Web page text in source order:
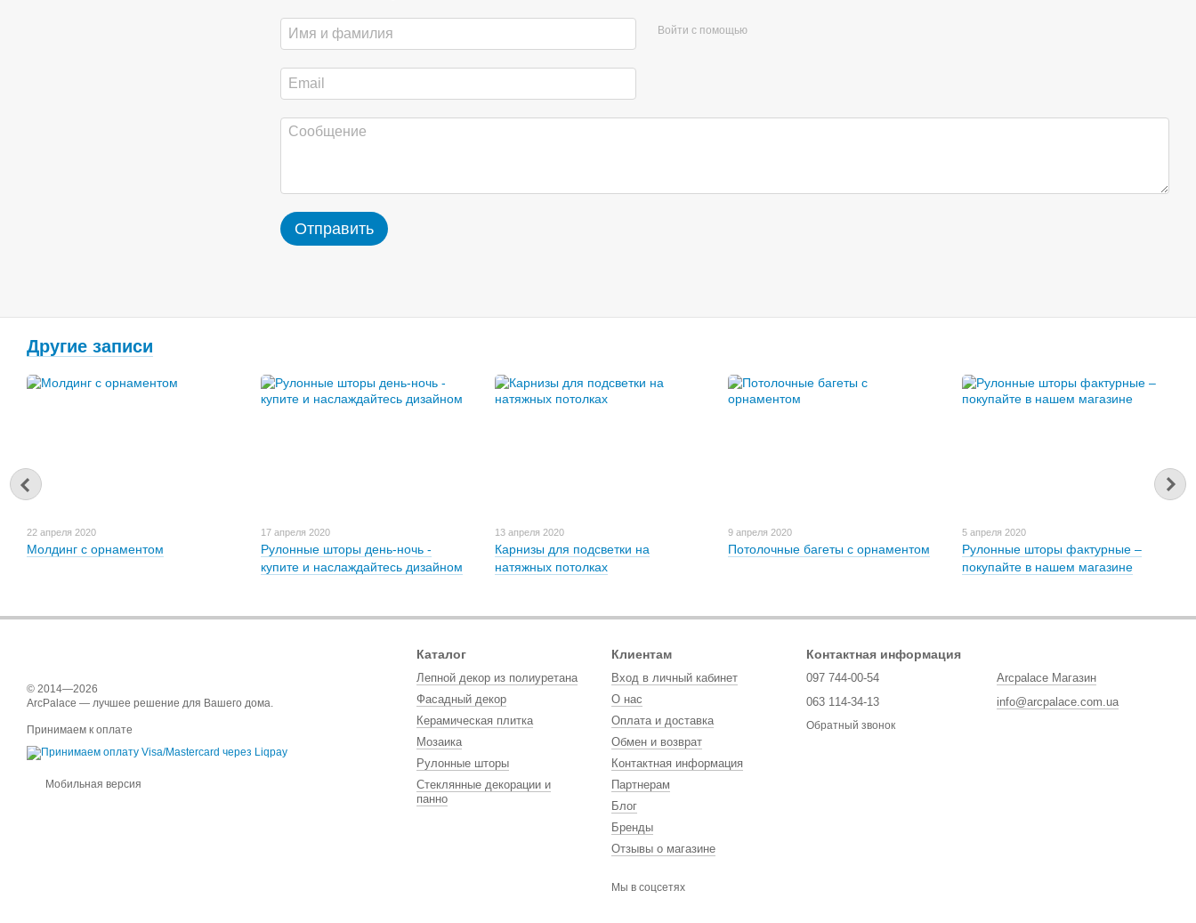
Войти с помощью
Отправить
Другие записи
22 апреля 2020
Молдинг с орнаментом
17 апреля 2020
Рулонные шторы день-ночь -
купите и наслаждайтесь дизайном
13 апреля 2020
Карнизы для подсветки на
натяжных потолках
9 апреля 2020
Потолочные багеты с орнаментом
5 апреля 2020
Рулонные шторы фактурные –
покупайте в нашем магазине
© 2014—2026
ArcPalace — лучшее решение для Вашего дома.
Принимаем к оплате
Мобильная версия
Каталог
Лепной декор из полиуретана
Фасадный декор
Керамическая плитка
Мозаика
Рулонные шторы
Стеклянные декорации и
панно
Клиентам
Вход в личный кабинет
О нас
Оплата и доставка
Обмен и возврат
Контактная информация
Партнерам
Блог
Бренды
Отзывы о магазине
Мы в соцсетях
Контактная информация
097 744-00-54
063 114-34-13
Обратный звонок
Arcpalace Магазин
info@arcpalace.com.ua